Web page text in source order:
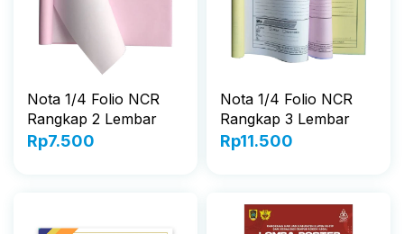
Nota 1/4 Folio NCR
Rangkap 2 Lembar
Rp7.500
Nota 1/4 Folio NCR
Rangkap 3 Lembar
Rp11.500